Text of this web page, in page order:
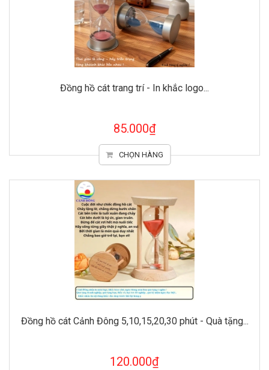
Đồng hồ cát trang trí - In khắc logo...
85.000₫
CHỌN HÀNG
Đồng hồ cát Cảnh Đông 5,10,15,20,30 phút - Quà tặng...
120.000₫